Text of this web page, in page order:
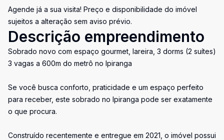
Agende já a sua visita! Preço e disponibilidade do imóvel
sujeitos a alteração sem aviso prévio.
Descrição empreendimento
Sobrado novo com espaço gourmet, lareira, 3 dorms (2 suítes)
3 vagas a 600m do metrô no Ipiranga
Se você busca conforto, praticidade e um espaço perfeito
para receber, este sobrado no Ipiranga pode ser exatamente
o que procura.
Construído recentemente e entregue em 2021, o imóvel possui